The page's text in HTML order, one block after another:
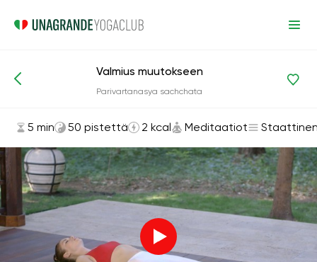
Asanat ja harjoitukset Meditaatiot
Valmius muutokseen
Parivartanasya sachchata
5 min 50 pistettä 2 kcal Meditaatiot